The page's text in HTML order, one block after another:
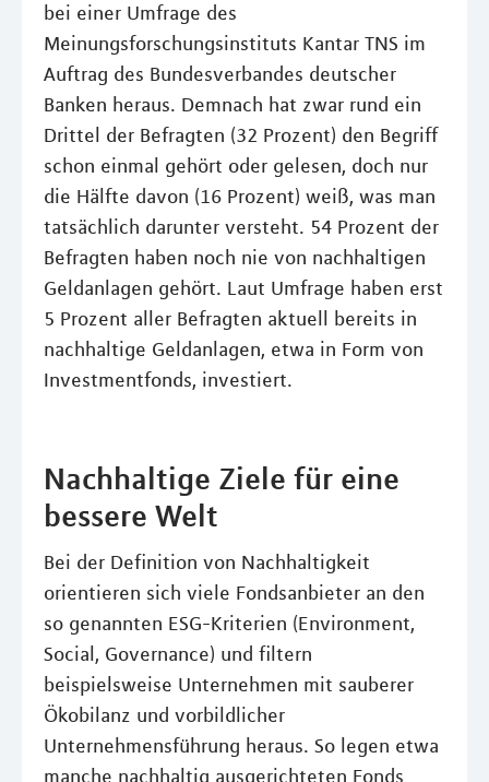
bei einer Umfrage des
Meinungsforschungsinstituts Kantar TNS im
Auftrag des Bundesverbandes deutscher
Banken heraus. Demnach hat zwar rund ein
Drittel der Befragten (32 Prozent) den Begriff
schon einmal gehört oder gelesen, doch nur
die Hälfte davon (16 Prozent) weiß, was man
tatsächlich darunter versteht. 54 Prozent der
Befragten haben noch nie von nachhaltigen
Geldanlagen gehört. Laut Umfrage haben erst
5 Prozent aller Befragten aktuell bereits in
nachhaltige Geldanlagen, etwa in Form von
Investmentfonds, investiert.
Nachhaltige Ziele für eine
bessere Welt
Bei der Definition von Nachhaltigkeit
orientieren sich viele Fondsanbieter an den
so genannten ESG-Kriterien (Environment,
Social, Governance) und filtern
beispielsweise Unternehmen mit sauberer
Ökobilanz und vorbildlicher
Unternehmensführung heraus. So legen etwa
manche nachhaltig ausgerichteten Fonds